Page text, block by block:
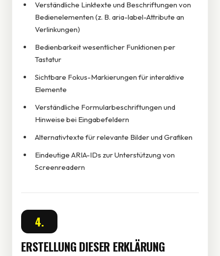
Verständliche Linktexte und Beschriftungen von
Bedienelementen (z. B. aria-label-Attribute an
Verlinkungen)
Bedienbarkeit wesentlicher Funktionen per
Tastatur
Sichtbare Fokus-Markierungen für interaktive
Elemente
Verständliche Formularbeschriftungen und
Hinweise bei Eingabefeldern
Alternativtexte für relevante Bilder und Grafiken
Eindeutige ARIA-IDs zur Unterstützung von
Screenreadern
4.
ERSTELLUNG DIESER ERKLÄRUNG